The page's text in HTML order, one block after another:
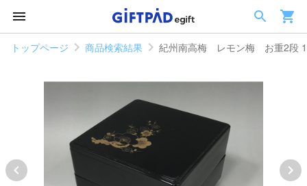
トップページ 商品検索結果 紀州南高梅 レモン梅 お重2段